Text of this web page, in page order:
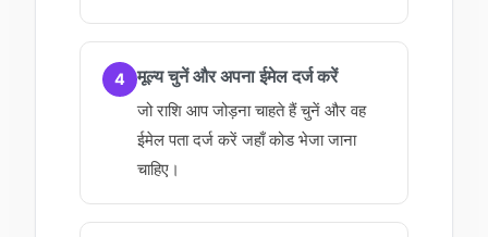
4 मूल्य चुनें और अपना ईमेल दर्ज करें
जो राशि आप जोड़ना चाहते हैं चुनें और वह
ईमेल पता दर्ज करें जहाँ कोड भेजा जाना
चाहिए।